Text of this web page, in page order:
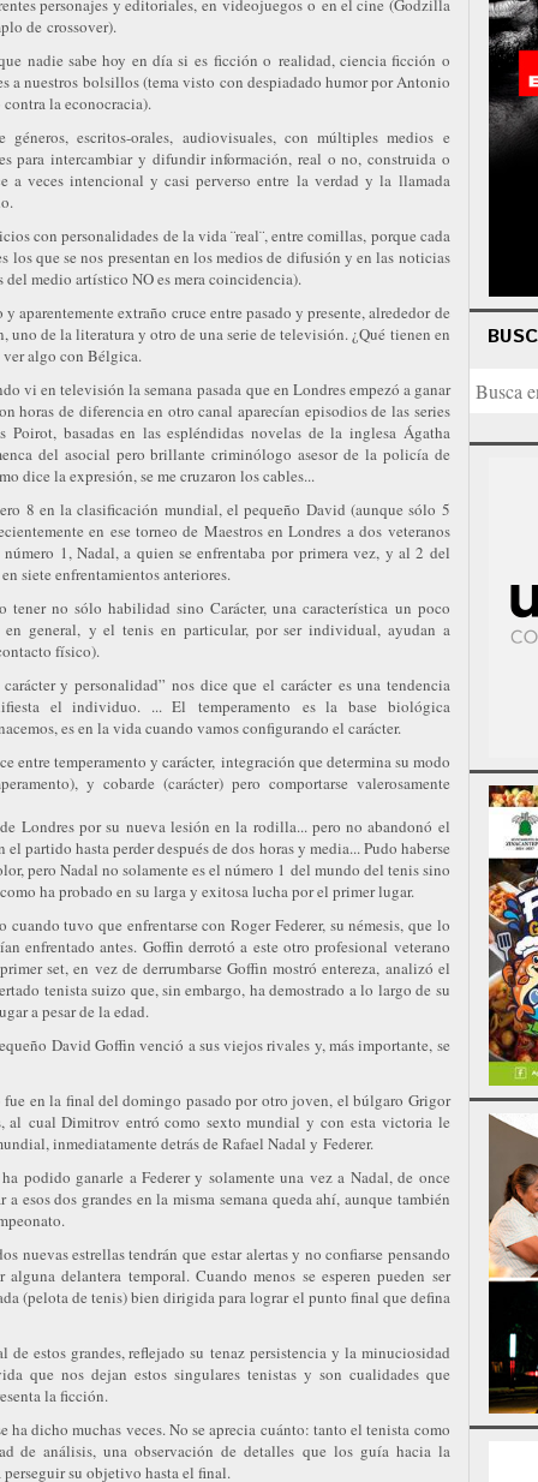
personajes y editoriales, en videojuegos o en el cine (Godzilla
de crossover).
nadie sabe hoy en día si es ficción o realidad, ciencia ficción o
a nuestros bolsillos (tema visto con despiadado humor por Antonio
la econocracia).
escritos-orales, audiovisuales, con múltiples medios e
para intercambiar y difundir información, real o no, construida o
a veces intencional y casi perverso entre la verdad y la llamada
con personalidades de la vida ¨real¨, entre comillas, porque cada
los que se nos presentan en los medios de difusión y en las noticias
medio artístico NO es mera coincidencia).
aparentemente extraño cruce entre pasado y presente, alrededor de
uno de la literatura y otro de una serie de televisión. ¿Qué tienen en
algo con Bélgica.
vi en televisión la semana pasada que en Londres empezó a ganar
horas de diferencia en otro canal aparecían episodios de las series
basadas en las espléndidas novelas de la inglesa Ágatha
del asocial pero brillante criminólogo asesor de la policía de
dice la expresión, se me cruzaron los cables...
8 en la clasificación mundial, el pequeño David (aunque sólo 5
en ese torneo de Maestros en Londres a dos veteranos
1, Nadal, a quien se enfrentaba por primera vez, y al 2 del
siete enfrentamientos anteriores.
tener no sólo habilidad sino Carácter, una característica un poco
general, y el tenis en particular, por ser individual, ayudan a
físico).
y personalidad” nos dice que el carácter es una tendencia
el individuo. ... El temperamento es la base biológica
es en la vida cuando vamos configurando el carácter.
entre temperamento y carácter, integración que determina su modo
y cobarde (carácter) pero comportarse valerosamente
Londres por su nueva lesión en la rodilla... pero no abandonó el
partido hasta perder después de dos horas y media... Pudo haberse
pero Nadal no solamente es el número 1 del mundo del tenis sino
ha probado en su larga y exitosa lucha por el primer lugar.
tuvo que enfrentarse con Roger Federer, su némesis, que lo
enfrentado antes. Goffin derrotó a este otro profesional veterano
set, en vez de derrumbarse Goffin mostró entereza, analizó el
tenista suizo que, sin embargo, ha demostrado a lo largo de su
a pesar de la edad.
David Goffin venció a sus viejos rivales y, más importante, se
en la final del domingo pasado por otro joven, el búlgaro Grigor
al cual Dimitrov entró como sexto mundial y con esta victoria le
inmediatamente detrás de Rafael Nadal y Federer.
podido ganarle a Federer y solamente una vez a Nadal, de once
esos dos grandes en la misma semana queda ahí, aunque también
nuevas estrellas tendrán que estar alertas y no confiarse pensando
delantera temporal. Cuando menos se esperen pueden ser
(pelota de tenis) bien dirigida para lograr el punto final que defina
de estos grandes, reflejado su tenaz persistencia y la minuciosidad
que nos dejan estos singulares tenistas y son cualidades que
la ficción.
dicho muchas veces. No se aprecia cuánto: tanto el tenista como
de análisis, una observación de detalles que los guía hacia la
su objetivo hasta el final.